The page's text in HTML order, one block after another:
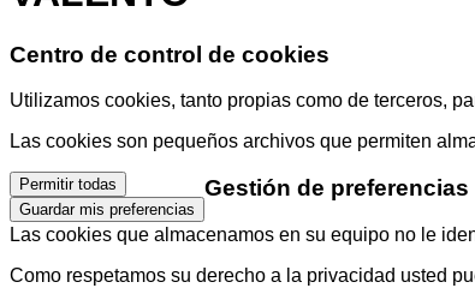
Centro de control de cookies
Utilizamos cookies, tanto propias como de terceros,
Las cookies son pequeños archivos que permiten
Permitir todas
Guardar mis preferencias
Gestión de preferencias
Las cookies que almacenamos en su equipo no le
Como respetamos su derecho a la privacidad usted